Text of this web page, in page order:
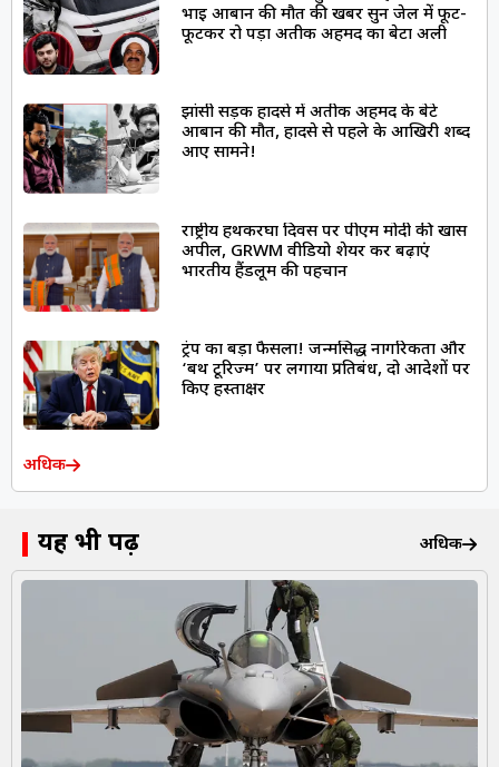
भाई आबान की मौत की खबर सुन जेल में फूट-
फूटकर रो पड़ा अतीक अहमद का बेटा अली
झांसी सड़क हादसे में अतीक अहमद के बेटे
आबान की मौत, हादसे से पहले के आखिरी शब्द
आए सामने!
राष्ट्रीय हथकरघा दिवस पर पीएम मोदी की खास
अपील, GRWM वीडियो शेयर कर बढ़ाएं
भारतीय हैंडलूम की पहचान
ट्रंप का बड़ा फैसला! जन्मसिद्ध नागरिकता और
‘बर्थ टूरिज्म’ पर लगाया प्रतिबंध, दो आदेशों पर
किए हस्ताक्षर
अधिक
यह भी पढ़ें अधिक